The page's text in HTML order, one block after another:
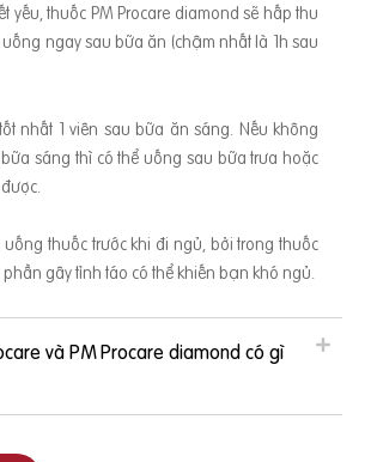
yếu, thuốc PM Procare diamond sẽ hấp thu
ngay sau bữa ăn (chậm nhất là 1h sau
nhất 1 viên sau bữa ăn sáng. Nếu không
sáng thì có thể uống sau bữa trưa hoặc
thuốc trước khi đi ngủ, bởi trong thuốc
gây tỉnh táo có thể khiến bạn khó ngủ.
và PM Procare diamond có gì